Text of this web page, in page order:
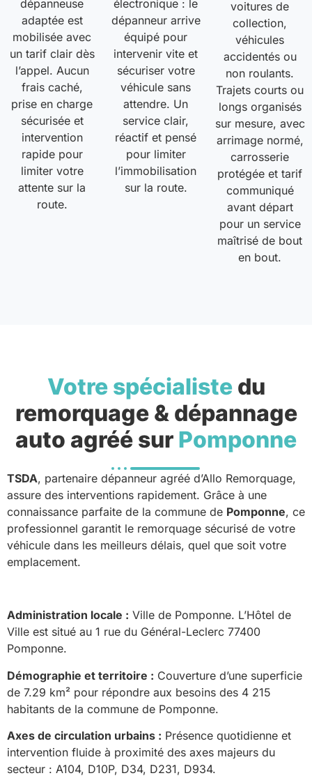
dépanneuse
adaptée est
mobilisée avec
un tarif clair dès
l’appel. Aucun
frais caché,
prise en charge
sécurisée et
intervention
rapide pour
limiter votre
attente sur la
route.
électronique : le
dépanneur arrive
équipé pour
intervenir vite et
sécuriser votre
véhicule sans
attendre. Un
service clair,
réactif et pensé
pour limiter
l’immobilisation
sur la route.
voitures de
collection,
véhicules
accidentés ou
non roulants.
Trajets courts ou
longs organisés
sur mesure, avec
arrimage normé,
carrosserie
protégée et tarif
communiqué
avant départ
pour un service
maîtrisé de bout
en bout.
Votre spécialistedu
remorquage & dépannage
auto agréé sur Pomponne
TSDA, partenaire dépanneur agréé d’Allo Remorquage,
assure des interventions rapidement. Grâce à une
connaissance parfaite de la commune de Pomponne, ce
professionnel garantit le remorquage sécurisé de votre
véhicule dans les meilleurs délais, quel que soit votre
emplacement.
Administration locale : Ville de Pomponne. L’Hôtel de
Ville est situé au 1 rue du Général-Leclerc 77400
Pomponne.
Démographie et territoire : Couverture d’une superficie
de 7.29 km² pour répondre aux besoins des 4 215
habitants de la commune de Pomponne.
Axes de circulation urbains : Présence quotidienne et
intervention fluide à proximité des axes majeurs du
secteur : A104, D10P, D34, D231, D934.